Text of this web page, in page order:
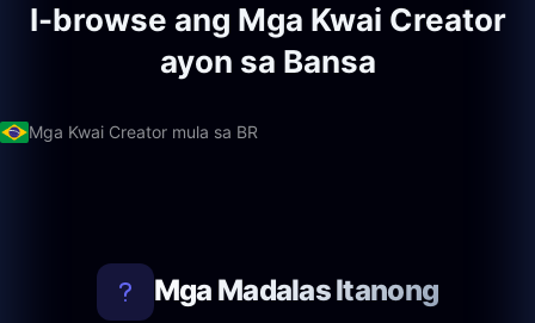
I-browse ang Mga Kwai Creator
ayon sa Bansa
Mga Kwai Creator mula sa BR
Mga Madalas Itanong